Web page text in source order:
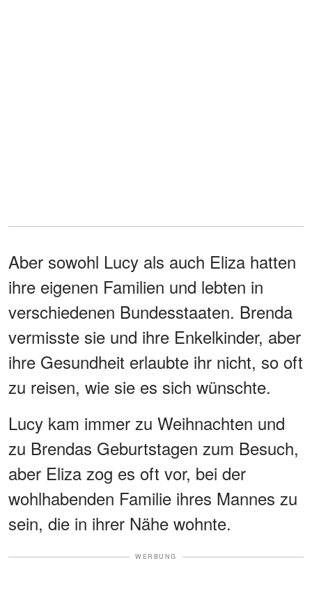
Aber sowohl Lucy als auch Eliza hatten
ihre eigenen Familien und lebten in
verschiedenen Bundesstaaten. Brenda
vermisste sie und ihre Enkelkinder, aber
ihre Gesundheit erlaubte ihr nicht, so oft
zu reisen, wie sie es sich wünschte.
Lucy kam immer zu Weihnachten und
zu Brendas Geburtstagen zum Besuch,
aber Eliza zog es oft vor, bei der
wohlhabenden Familie ihres Mannes zu
sein, die in ihrer Nähe wohnte.
WERBUNG